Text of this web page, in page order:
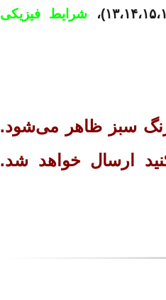
شرایط فیزیکی
سبز ظاهر می‌شود.
ارسال خواهد شد.